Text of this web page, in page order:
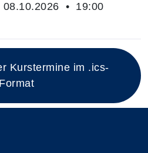
zum diesen Kurs
• 19:00
Kurstermine im .ics-
Format